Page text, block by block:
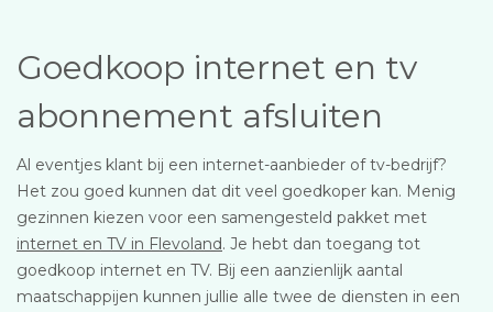
Goedkoop internet en tv
abonnement afsluiten
Al eventjes klant bij een internet-aanbieder of tv-bedrijf?
Het zou goed kunnen dat dit veel goedkoper kan. Menig
gezinnen kiezen voor een samengesteld pakket met
internet en TV in Flevoland. Je hebt dan toegang tot
goedkoop internet en TV. Bij een aanzienlijk aantal
maatschappijen kunnen jullie alle twee de diensten in een